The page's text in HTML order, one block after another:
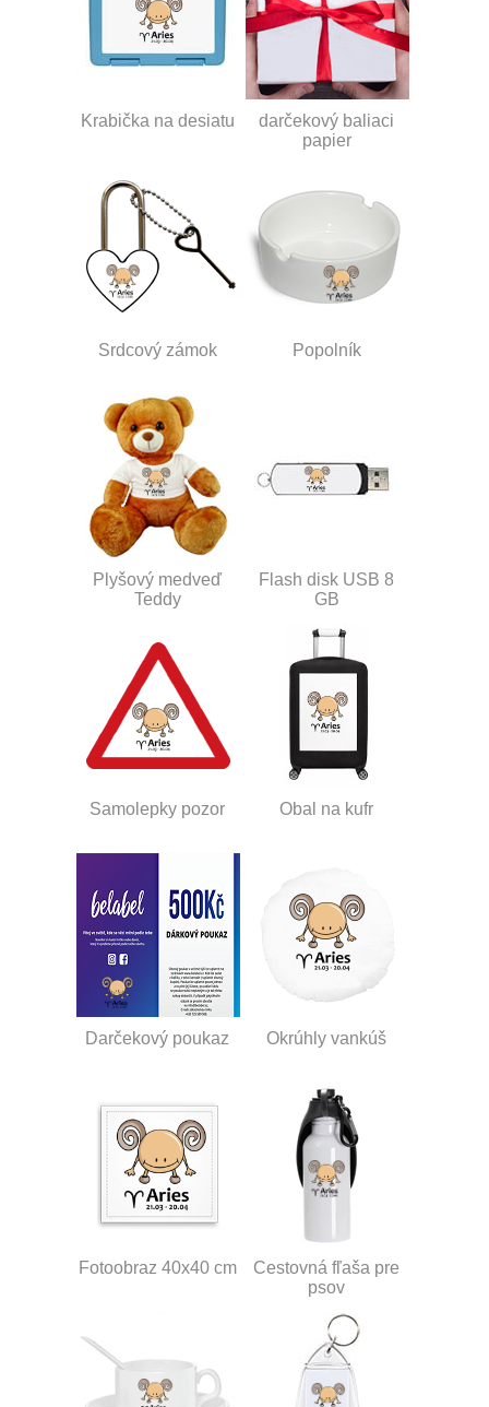
Krabička na desiatu
darčekový baliaci
papier
Srdcový zámok Popolník
Plyšový medveď
Teddy
Flash disk USB 8
GB
Samolepky pozor Obal na kufr
Darčekový poukaz Okrúhly vankúš
Fotoobraz 40x40 cm
Cestovná fľaša pre
psov